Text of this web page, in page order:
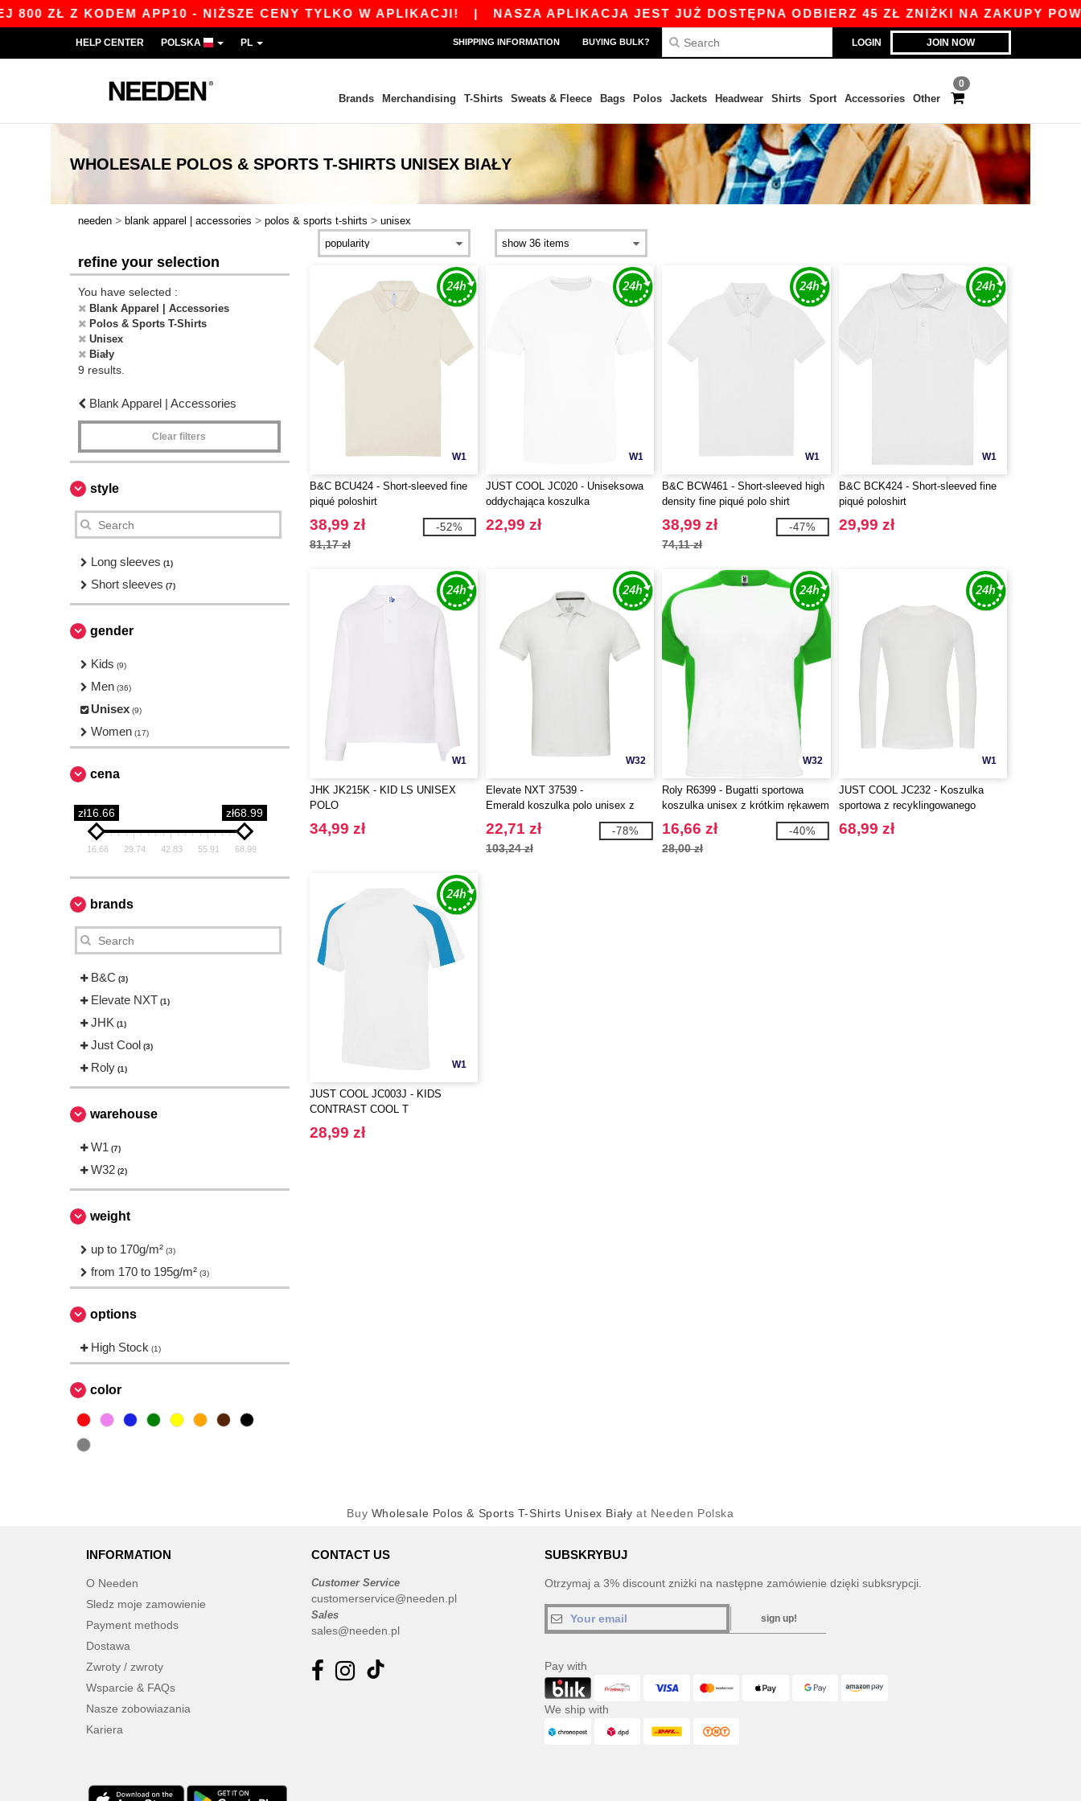
ZŁ Z KODEM APP10 - NIŻSZE CENY TYLKO W APLIKACJI!| NASZA APLIKACJA JEST JUŻ DOSTĘPNA ODBIERZ 45 ZŁ ZNIŻKI NA ZAKUPY
LOGIN JOIN NOW
HELP CENTER POLSKA PL SHIPPING INFORMATION BUYING BULK?
0
Brands Merchandising T-Shirts Sweats & Fleece Bags Polos Jackets Headwear Shirts Sport Accessories Other
WHOLESALE POLOS & SPORTS T-SHIRTS UNISEX BIAŁY
needen > blank apparel | accessories > polos & sports t-shirts > unisex
refine your selection
You have selected :
Blank Apparel | Accessories
Polos & Sports T-Shirts
Unisex
Biały
9 results.
Blank Apparel | Accessories
Clear filters
style
Long sleeves (1)
Short sleeves (7)
gender
Kids (9)
Men (36)
Unisex (9)
Women (17)
cena
zł16.66 zł68.99
16.66 29.74 42.83 55.91 68.99
brands
B&C (3)
Elevate NXT (1)
JHK (1)
Just Cool (3)
Roly (1)
warehouse
W1 (7)
W32 (2)
weight
up to 170g/m² (3)
from 170 to 195g/m² (3)
options
High Stock (1)
color
W1
B&C BCU424 - Short-sleeved fine
piqué poloshirt
38,99 zł
81,17 zł
-52%
W1
JUST COOL JC020 - Uniseksowa
oddychająca koszulka
22,99 zł
W1
B&C BCW461 - Short-sleeved high
density fine piqué polo shirt
38,99 zł
74,11 zł
-47%
W1
B&C BCK424 - Short-sleeved fine
piqué poloshirt
29,99 zł
W1
JHK JK215K - KID LS UNISEX
POLO
34,99 zł
W32
Elevate NXT 37539 -
Emerald koszulka polo unisex z
recyklingu z krótkim rękawem
22,71 zł
103,24 zł
-78%
W32
Roly R6399 - Bugatti sportowa
koszulka unisex z krótkim rękawem
16,66 zł
28,00 zł
-40%
W1
JUST COOL JC232 - Koszulka
sportowa z recyklingowanego
poliestru
68,99 zł
W1
JUST COOL JC003J - KIDS
CONTRAST COOL T
28,99 zł
Buy Wholesale Polos & Sports T-Shirts Unisex Biały at Needen Polska
INFORMATION
O Needen
Sledz moje zamowienie
Payment methods
Dostawa
Zwroty / zwroty
Wsparcie & FAQs
Nasze zobowiazania
Kariera
CONTACT US
Customer Service
customerservice@needen.pl
Sales
sales@needen.pl
SUBSKRYBUJ
Otrzymaj a 3% discount zniżki na następne zamówienie dzięki subksrypcji.
sign up!
Pay with
We ship with